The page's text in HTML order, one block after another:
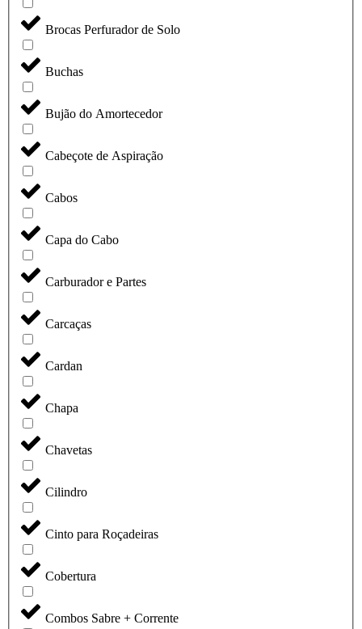
Brocas Perfurador de Solo
Buchas
Bujão do Amortecedor
Cabeçote de Aspiração
Cabos
Capa do Cabo
Carburador e Partes
Carcaças
Cardan
Chapa
Chavetas
Cilindro
Cinto para Roçadeiras
Cobertura
Combos Sabre + Corrente